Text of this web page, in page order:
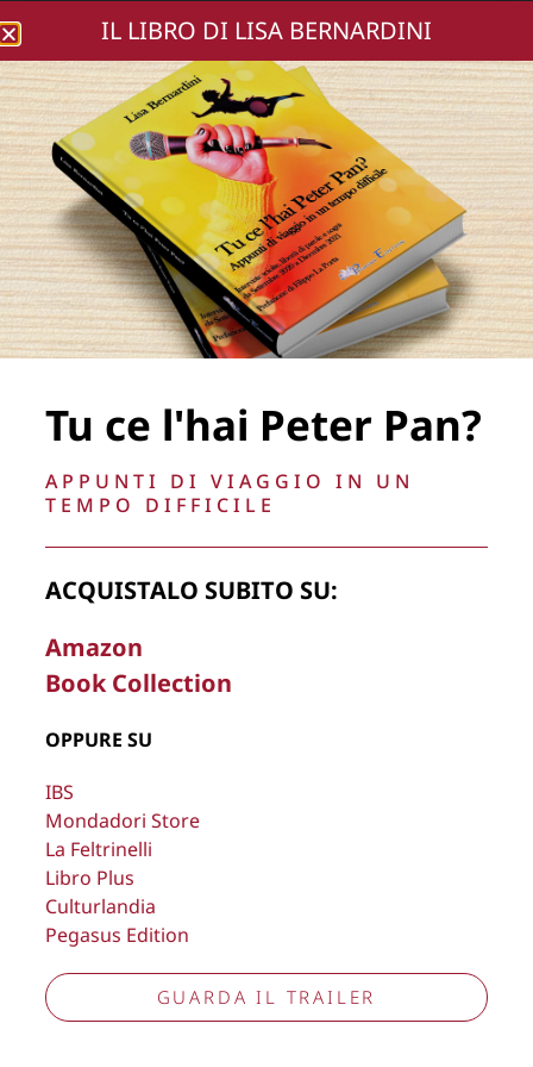
Lisa Bernardini
virtuale
Home»virtuale
La Direzione stabilisce insindacabilmente di inserire,
Copyright © 2026Lisa Bernardini
IL LIBRO DI LISA BERNARDINI
Tu ce l'hai Peter Pan?
APPUNTI DI VIAGGIO IN UN
TEMPO DIFFICILE
ACQUISTALO SUBITO SU:
Amazon
Book Collection
OPPURE SU
IBS
Mondadori Store
La Feltrinelli
Libro Plus
Culturlandia
Pegasus Edition
GUARDA IL TRAILER